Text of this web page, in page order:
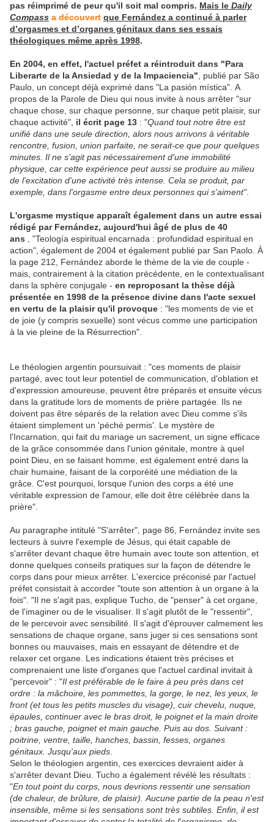
pas réimprimé de peur qu'il soit mal compris. Mais le Daily
Compass a découvert que Fernández a continué à parler
d’orgasmes et d’organes génitaux dans ses essais
théologiques même après 1998.
En 2004, en effet, l'actuel préfet a réintroduit dans "Para
Liberarte de la Ansiedad y de la Impaciencia" , publié par São
Paulo, un concept déjà exprimé dans "La pasión mística". A
propos de la Parole de Dieu qui nous invite à nous arrêter "sur
chaque chose, sur chaque personne, sur chaque petit plaisir, sur
chaque activité", il écrit page 13 : "Quand tout notre être est
unifié dans une seule direction, alors nous arrivons à véritable
rencontre, fusion, union parfaite, ne serait-ce que pour quelques
minutes. Il ne s'agit pas nécessairement d'une immobilité
physique, car cette expérience peut aussi se produire au milieu
de l'excitation d'une activité très intense. Cela se produit, par
exemple, dans l'orgasme entre deux personnes qui s'aiment".
L'orgasme mystique apparaît également dans un autre essai
rédigé par Fernández, aujourd'hui âgé de plus de 40
ans , "Teología espiritual encarnada : profundidad espiritual en
action", également de 2004 et également publié par San Paolo. À
la page 212, Fernández aborde le thème de la vie de couple -
mais, contrairement à la citation précédente, en le contextualisant
dans la sphère conjugale - en reproposant la thèse déjà
présentée en 1998 de la présence divine dans l'acte sexuel
en vertu de la plaisir qu'il provoque : "les moments de vie et
de joie (y compris sexuelle) sont vécus comme une participation
à la vie pleine de la Résurrection".
Le théologien argentin poursuivait : "ces moments de plaisir
partagé, avec tout leur potentiel de communication, d'oblation et
d'expression amoureuse, peuvent être préparés et ensuite vécus
dans la gratitude lors de moments de prière partagée. Ils ne
doivent pas être séparés de la relation avec Dieu comme s'ils
étaient simplement un 'péché permis'. Le mystère de
l'Incarnation, qui fait du mariage un sacrement, un signe efficace
de la grâce consommée dans l'union génitale, montre à quel
point Dieu, en se faisant homme, est également entré dans la
chair humaine, faisant de la corporéité une médiation de la
grâce. C'est pourquoi, lorsque l'union des corps a été une
véritable expression de l'amour, elle doit être célébrée dans la
prière".
Au paragraphe intitulé "S'arrêter", page 86, Fernández invite ses
lecteurs à suivre l'exemple de Jésus, qui était capable de
s'arrêter devant chaque être humain avec toute son attention, et
donne quelques conseils pratiques sur la façon de détendre le
corps dans pour mieux arrêter. L'exercice préconisé par l'actuel
préfet consistait à accorder "toute son attention à un organe à la
fois". "Il ne s'agit pas, explique Tucho, de "penser" à cet organe,
de l'imaginer ou de le visualiser. Il s'agit plutôt de le "ressentir",
de le percevoir avec sensibilité. Il s'agit d'éprouver calmement les
sensations de chaque organe, sans juger si ces sensations sont
bonnes ou mauvaises, mais en essayant de détendre et de
relaxer cet organe. Les indications étaient très précises et
comprenaient une liste d'organes que l'actuel cardinal invitait à
"percevoir" : "Il est préférable de le faire à peu près dans cet
ordre : la mâchoire, les pommettes, la gorge, le nez, les yeux, le
front (et tous les petits muscles du visage), cuir chevelu, nuque,
épaules, continuer avec le bras droit, le poignet et la main droite
; bras gauche, poignet et main gauche. Puis au dos. Suivant :
poitrine, ventre, taille, hanches, bassin, fesses, organes
génitaux. Jusqu'aux pieds
Selon le théologien argentin, ces exercices devraient aider à
s'arrêter devant Dieu. Tucho a également révélé les résultats :
"En tout point du corps, nous devrions ressentir une sensation
(de chaleur, de brûlure, de plaisir). Aucune partie de la peau n'est
insensible, même si les sensations sont très subtiles. Enfin, il est